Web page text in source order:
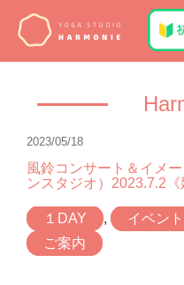
2023/05/18
風鈴コンサート＆イメ
ンスタジオ）2023.7.2《
１DAY , イベン
ご案内